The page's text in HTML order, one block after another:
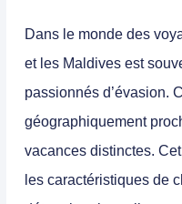
Dans le monde des
et les Maldives est
passionnés d’évasion.
géographiquement
vacances distinctes.
les caractéristiques de